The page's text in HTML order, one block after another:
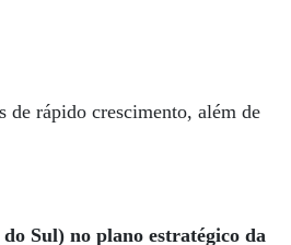
de rápido crescimento, além de
Sul) no plano estratégico da